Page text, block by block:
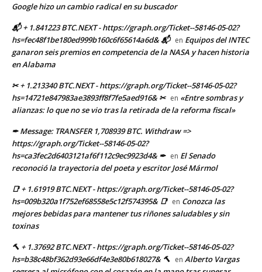
Google hizo un cambio radical en su buscador
📬 + 1.841223 BTC.NEXT - https://graph.org/Ticket--58146-05-02?
hs=fec48f1be180ed999b160c6f65614a6d& 📬 en Equipos del INTEC
ganaron seis premios en competencia de la NASA y hacen historia
en Alabama
✂ + 1.213340 BTC.NEXT - https://graph.org/Ticket--58146-05-02?
hs=14721e847983ae3893ff8f7fe5aed916& ✂ en «Entre sombras y
alianzas: lo que no se vio tras la retirada de la reforma fiscal»
✒ Message: TRANSFER 1,708939 BTC. Withdraw =>
https://graph.org/Ticket--58146-05-02?
hs=ca3fec2d6403121af6f112c9ec9923d4& ✒ en El Senado
reconoció la trayectoria del poeta y escritor José Mármol
📑 + 1.61919 BTC.NEXT - https://graph.org/Ticket--58146-05-02?
hs=009b320a1f752ef68558e5c12f574395& 📑 en Conozca las
mejores bebidas para mantener tus riñones saludables y sin
toxinas
🔨 + 1.37692 BTC.NEXT - https://graph.org/Ticket--58146-05-02?
hs=b38c48bf362d93e66df4e3e80b618027& 🔨 en Alberto Vargas